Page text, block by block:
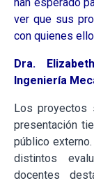
han esperado
ver que sus
con quienes
Dra.
Ingeniería
Los proyectos
presentación
público
distintos
docentes